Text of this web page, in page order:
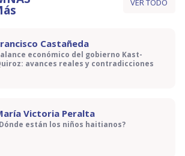
VER TODO
Castañeda
económico del gobierno Kast-
avances reales y contradicciones
Victoria Peralta
están los niños haitianos?